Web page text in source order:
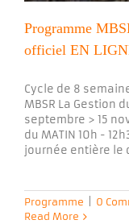
Programme
officiel EN
Cycle de 8
MBSR La Gestion
septembre > 15
du MATIN 10h -
journée entière le
Programme
0
Read More